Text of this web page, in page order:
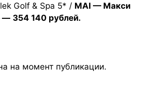
Golf & Spa 5* / MAI — Макси
— 354 140 рублей.
на момент публикации.